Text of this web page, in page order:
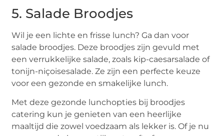
5. Salade Broodjes
Wil je een lichte en frisse lunch? Ga dan voor
salade broodjes. Deze broodjes zijn gevuld met
een verrukkelijke salade, zoals kip-caesarsalade of
tonijn-niçoisesalade. Ze zijn een perfecte keuze
voor een gezonde en smakelijke lunch.
Met deze gezonde lunchopties bij broodjes
catering kun je genieten van een heerlijke
maaltijd die zowel voedzaam als lekker is. Of je nu